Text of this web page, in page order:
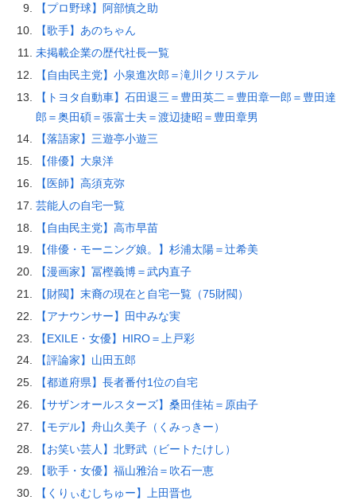
【プロ野球】阿部慎之助
【歌手】あのちゃん
未掲載企業の歴代社長一覧
【自由民主党】小泉進次郎＝滝川クリステル
【トヨタ自動車】石田退三＝豊田英二＝豊田章一郎＝豊田達
郎＝奥田碩＝張富士夫＝渡辺捷昭＝豊田章男
【落語家】三遊亭小遊三
【俳優】大泉洋
【医師】高須克弥
芸能人の自宅一覧
【自由民主党】高市早苗
【俳優・モーニング娘。】杉浦太陽＝辻希美
【漫画家】冨樫義博＝武内直子
【財閥】末裔の現在と自宅一覧（75財閥）
【アナウンサー】田中みな実
【EXILE・女優】HIRO＝上戸彩
【評論家】山田五郎
【都道府県】長者番付1位の自宅
【サザンオールスターズ】桑田佳祐＝原由子
【モデル】舟山久美子（くみっきー）
【お笑い芸人】北野武（ビートたけし）
【歌手・女優】福山雅治＝吹石一恵
【くりぃむしちゅー】上田晋也